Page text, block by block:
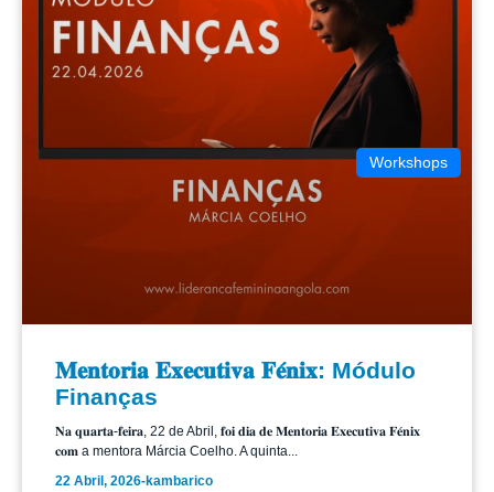
Workshops
𝐌𝐞𝐧𝐭𝐨𝐫𝐢𝐚 𝐄𝐱𝐞𝐜𝐮𝐭𝐢𝐯𝐚 𝐅𝐞́𝐧𝐢𝐱: Módulo
Finanças
𝐍𝐚 𝐪𝐮𝐚𝐫𝐭𝐚-𝐟𝐞𝐢𝐫𝐚, 22 de Abril, 𝐟𝐨𝐢 𝐝𝐢𝐚 𝐝𝐞 𝐌𝐞𝐧𝐭𝐨𝐫𝐢𝐚 𝐄𝐱𝐞𝐜𝐮𝐭𝐢𝐯𝐚 𝐅𝐞́𝐧𝐢𝐱
𝐜𝐨𝐦 a mentora Márcia Coelho. A quinta...
22 Abril, 2026-kambarico